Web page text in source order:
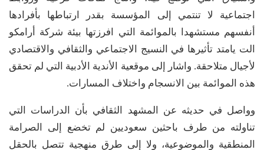
اجتماعية لا تنتمي إلى المؤسسة بقدر ارتباطها بأفرادها
أنفسهم مستشهدا بالموائمة التي افرزتها بيئة شركة أرامكو
الت يامتد تأثيرها في النسيج الاجتماعي والثقافي والاقتصادي
لأجيال متلاحقة. واشار إلى موقعية الأندية الأدبية التي لم تحقق
هذه الموائمة بين الانسجام واختلاف المسارات.
وواصل في حديثه عن المشهد الثقافي بأن الدراسات التي
تناولته من طرف باحثين سعوديين لم تخضع إلى الصرامة
المنطقية والموضوعية، ولا إلى طرق منهجية تتصل بالحقل